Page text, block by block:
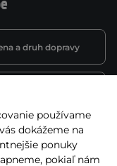
a druh dopravy
a záruka
používame
dokážeme na
ponuky
pokiaľ nám